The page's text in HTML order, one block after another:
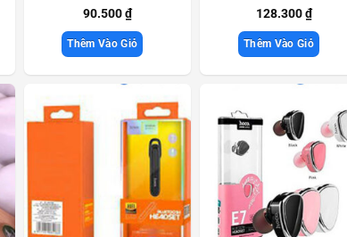
90.500₫
Thêm Vào Giỏ
128.300₫
Thêm Vào Giỏ